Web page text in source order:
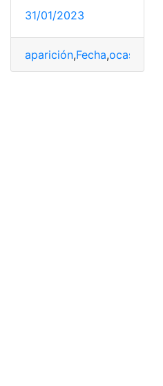
31/01/2023
aparición,Fecha,ocasiones